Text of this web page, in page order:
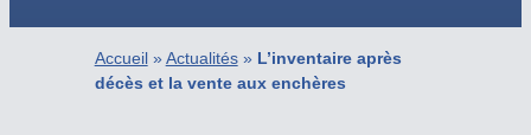
Accueil»Actualités» L’inventaire après
décès et la vente aux enchères